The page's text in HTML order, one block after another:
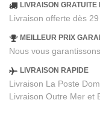
LIVRAISON GRATUITE
Livraison offerte dès
MEILLEUR PRIX
Nous vous
LIVRAISON RAPIDE
Livraison La Poste
Livraison Outre Mer et